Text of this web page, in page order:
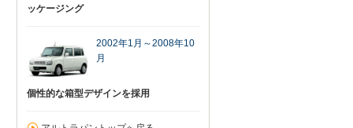
ッケージング
2002年1月～2008年10
月
個性的な箱型デザインを採用